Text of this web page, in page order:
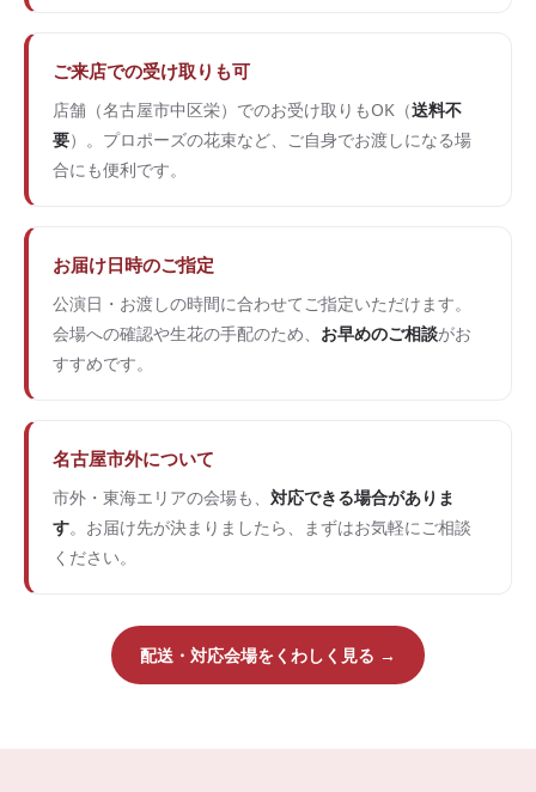
ご来店での受け取りも可
店舗（名古屋市中区栄）でのお受け取りもOK（送料不
要）。プロポーズの花束など、ご自身でお渡しになる場
合にも便利です。
お届け日時のご指定
公演日・お渡しの時間に合わせてご指定いただけます。
会場への確認や生花の手配のため、 お早めのご相談がお
すすめです。
名古屋市外について
市外・東海エリアの会場も、 対応できる場合がありま
す。お届け先が決まりましたら、まずはお気軽にご相談
ください。
配送・対応会場をくわしく見る →